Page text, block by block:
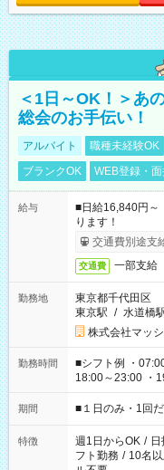
＜1日～OK！＞あ
総会のお手伝い！
アルバイト 職種未経験OK
ブランクOK
WEB登録・
給与
■日給16,840円
ります！
交通費別途支
交通費 一部支給
勤務地
東京都千代田区
東京駅 / 水道橋
株式会社マッ
勤務時間
■シフト例 ・
18:00～23:00 ・
etc ★最短で3時間で5,120円のお仕事から 15時間で2万円近く稼
げるお仕事も！ ご希望のお時間に合わせてご紹介！ ※シフトは
ください！
期間 ■１日のみ・1回
特徴 週1日からOK /
フト勤務 / 10名